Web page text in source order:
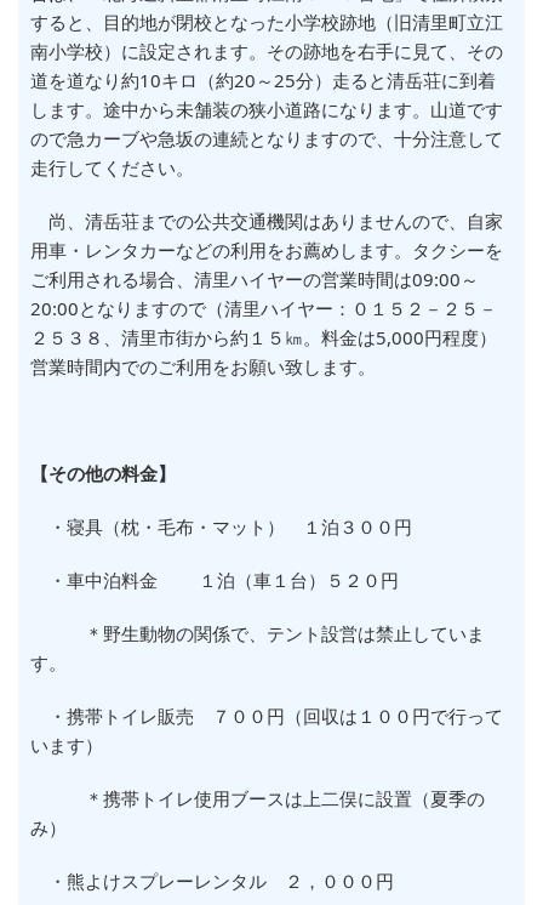
すると、目的地が閉校となった小学校跡地（旧清里町立江
南小学校）に設定されます。その跡地を右手に見て、その
道を道なり約10キロ（約20～25分）走ると清岳荘に到着
します。途中から未舗装の狭小道路になります。山道です
ので急カーブや急坂の連続となりますので、十分注意して
走行してください。
尚、清岳荘までの公共交通機関はありませんので、自家
用車・レンタカーなどの利用をお薦めします。タクシーを
ご利用される場合、清里ハイヤーの営業時間は09:00～
20:00となりますので（清里ハイヤー：０１５２－２５－
２５３８、清里市街から約１５㎞。料金は5,000円程度）
営業時間内でのご利用をお願い致します。
【その他の料金】
・寝具（枕・毛布・マット） １泊３００円
・車中泊料金 １泊（車１台）５２０円
＊野生動物の関係で、テント設営は禁止していま
す。
・携帯トイレ販売 ７００円（回収は１００円で行って
います）
＊携帯トイレ使用ブースは上二俣に設置（夏季の
み）
・熊よけスプレーレンタル ２，０００円